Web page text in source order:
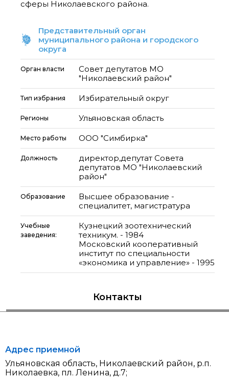
Представительный орган
муниципального района и городского
округа
Орган власти
Совет депутатов МО
"Николаевский район"
Тип избрания Избирательный округ
Регионы Ульяновская область
Место работы ООО "Симбирка"
Должность
директор,депутат Совета
депутатов МО "Николаевский
район"
Образование
Высшее образование -
специалитет, магистратура
Учебные
заведения:
Кузнецкий зоотехнический
техникум. - 1984
Московский кооперативный
институт по специальности
«экономика и управление» - 1995
Контакты
Адрес приемной
Ульяновская область, Николаевский район, р.п.
Николаевка, пл. Ленина, д.7;